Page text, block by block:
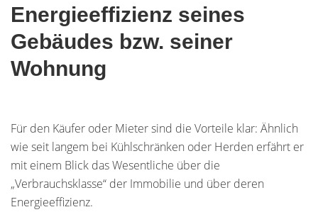
Energieeffizienz seines
Gebäudes bzw. seiner
Wohnung
Für den Käufer oder Mieter sind die Vorteile klar: Ähnlich
wie seit langem bei Kühlschränken oder Herden erfährt er
mit einem Blick das Wesentliche über die
„Verbrauchsklasse“ der Immobilie und über deren
Energieeffizienz.